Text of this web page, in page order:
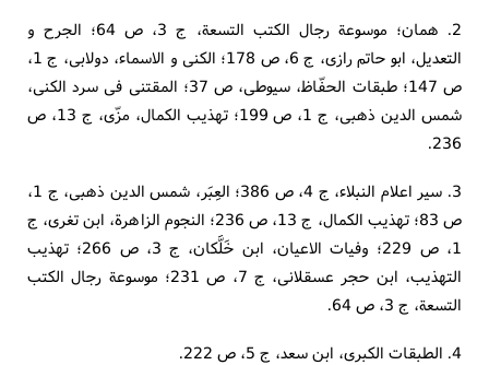
2. همان؛ موسوعة رجال الکتب التسعة، ج 3، ص 64؛ الجرح و
التعدیل، ابو حاتم رازی، ج 6، ص 178؛ الکنی و الاسماء، دولابی، ج 1،
ص 147؛ طبقات الحفّاظ، سیوطی، ص 37؛ المقتنی فی سرد الکنی،
شمس الدین ذهبی، ج 1، ص 199؛ تهذیب الکمال، مزّی، ج 13، ص
236.
3. سیر اعلام النبلاء، ج 4، ص 386؛ العِبَر، شمس الدین ذهبی، ج 1،
ص 83؛ تهذیب الکمال، ج 13، ص 236؛ النجوم الزاهرة، ابن تغری، ج
1، ص 229؛ وفیات الاعیان، ابن خَلَّکان، ج 3، ص 266؛ تهذیب
التهذیب، ابن حجر عسقلانی، ج 7، ص 231؛ موسوعة رجال الکتب
التسعة، ج 3، ص 64.
4. الطبقات الکبری، ابن سعد، ج 5، ص 222.